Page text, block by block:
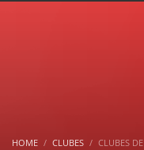
HOME CLUBES CLUBES